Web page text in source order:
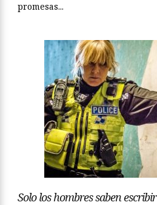
promesas...
Solo los hombres saben escribir